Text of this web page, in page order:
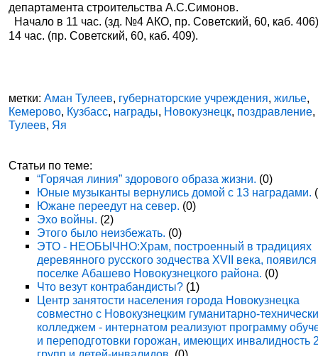
департамента строительства А.С.Симонов.
Начало в 11 час. (зд. №4 АКО, пр. Советский, 60, каб.
14 час. (пр. Советский, 60, каб. 409).
метки:Аман Тулеев, губернаторские учреждения,жилье,
Кемерово, Кузбасс, награды, Новокузнецк, поздравление,
Тулеев, Яя
Статьи по теме:
“Горячая линия” здорового образа жизни. (0)
Юные музыканты вернулись домой с 13 наградами.
Южане переедут на север. (0)
Эхо войны. (2)
Этого было неизбежать. (0)
ЭТО - НЕОБЫЧНО:Храм, построенный в традициях
деревянного русского зодчества XVII века,
поселке Абашево Новокузнецкого района. (0)
Что везут контрабандисты? (1)
Центр занятости населения города Новокузнецка
совместно с Новокузнецким гуманитарно-
колледжем - интернатом реализуют программу
и переподготовки горожан, имеющих инвалидность